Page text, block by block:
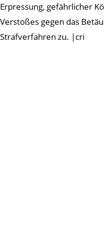
Erpressung, gefährlicher
Verstoßes gegen das
Strafverfahren zu. |cri